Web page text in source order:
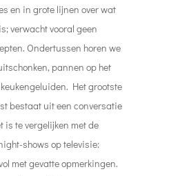
en in grote lijnen over wat
verwacht vooral geen
Ondertussen horen we
pannen op het
Het grootste
bestaat uit een conversatie
is te vergelijken met de
shows op televisie:
met gevatte opmerkingen.